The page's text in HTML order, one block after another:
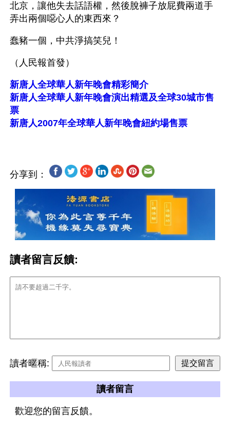
北京，讓他失去話語權，然後脫褲子放屁費兩道手
弄出兩個噁心人的東西來？
蠢豬一個，中共淨搞笑兒！
（人民報首發）
新唐人全球華人新年晚會精彩簡介
新唐人全球華人新年晚會演出精選及全球30城市售
票
新唐人2007年全球華人新年晚會紐約場售票
分享到：
讀者留言反饋:
讀者暱稱:
讀者留言
歡迎您的留言反饋。